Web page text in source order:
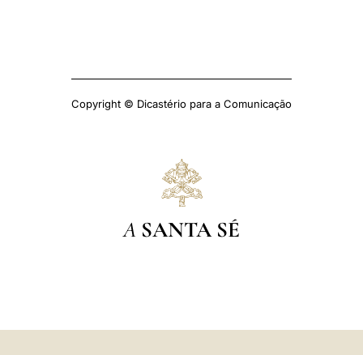
Copyright © Dicastério para a Comunicação
A SANTA SÉ